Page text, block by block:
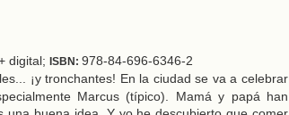
digital; ISBN: 978-84-696-6346-2
¡y tronchantes! En la ciudad se va a celebrar
Marcus (típico). Mamá y papá han